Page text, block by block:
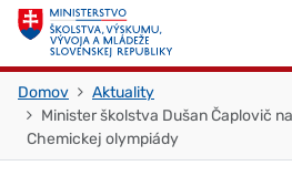
Skočiť na obsah
Domov
Aktuality
Minister školstva Dušan Čaplovič
Chemickej olympiády
Skočiť na začiatok stránky